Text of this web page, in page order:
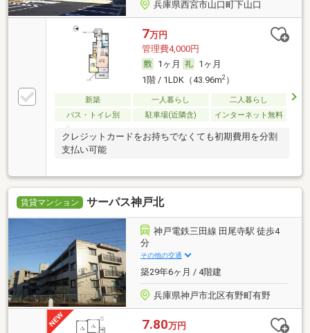
兵庫県西宮市山口町下山口
7万円
管理費4,000円
1ヶ月
1ヶ月
1階 / 1LDK（43.96m2）
新築 一人暮らし
二人暮らし
バス・トイレ別
駐車場(近隣含) インターネット無料
クレジットカードをお持ちでなくても初期費用を分割
支払い可能
賃貸マンション サーパス神戸北
神戸電鉄三田線 田尾寺駅 徒歩4
分
その他の交通
築29年6ヶ月 / 4階建
兵庫県神戸市北区有野町有野
7.80万円